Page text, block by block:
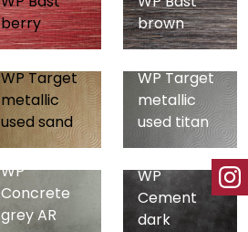
berry
brown
WP Target
metallic
used sand
WP Target
metallic
used titan
WP
Concrete
grey AR
WP
Cement
dark